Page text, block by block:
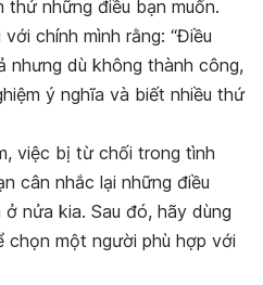
những điều bạn muốn.
chính mình rằng: “Điều
nhưng dù không thành công,
ý nghĩa và biết nhiều thứ
việc bị từ chối trong tình
cân nhắc lại những điều
nửa kia. Sau đó, hãy dùng
chọn một người phù hợp với